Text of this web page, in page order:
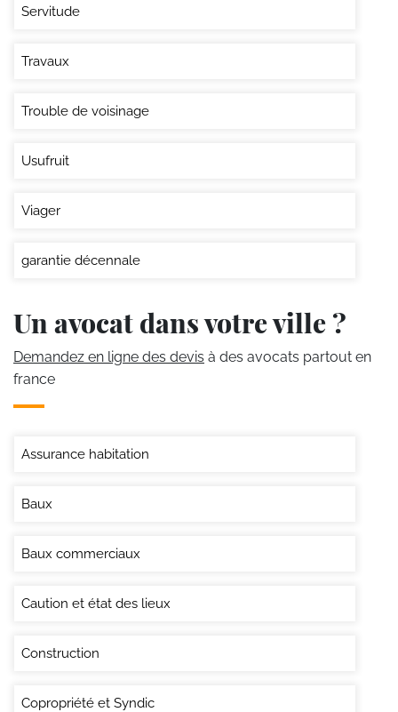
Servitude
Travaux
Trouble de voisinage
Usufruit
Viager
garantie décennale
Un avocat dans votre ville ?
Demandez en ligne des devis à des avocats partout en
france
Assurance habitation
Baux
Baux commerciaux
Caution et état des lieux
Construction
Copropriété et Syndic